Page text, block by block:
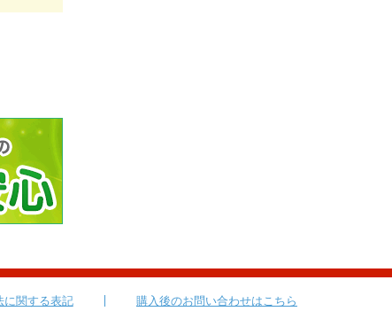
に関する表記 購入後のお問い合わせはこちら